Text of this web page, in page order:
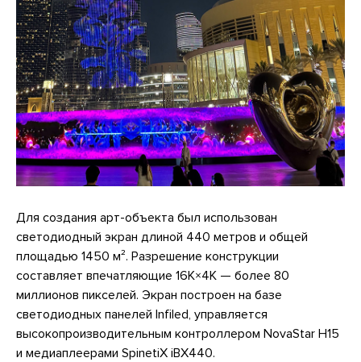
Для создания арт-объекта был использован
светодиодный экран длиной 440 метров и общей
площадью 1450 м². Разрешение конструкции
составляет впечатляющие 16K×4K — более 80
миллионов пикселей. Экран построен на базе
светодиодных панелей Infiled, управляется
высокопроизводительным контроллером NovaStar H15
и медиаплеерами SpinetiX iBX440.